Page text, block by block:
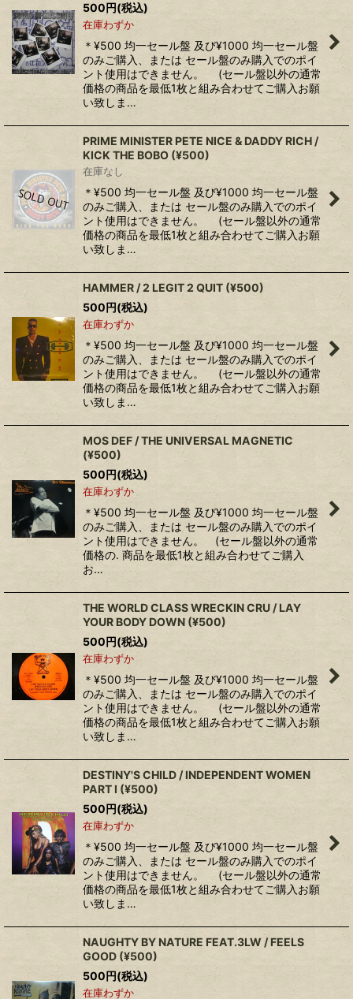
500円(税込)
在庫わずか
＊¥500 均一セール盤 及び¥1000 均一セール盤
のみご購入、または セール盤のみ購入でのポイ
ント使用はできません。 (セール盤以外の通常
価格の商品を最低1枚と組み合わせてご購入お願
い致しま…
PRIME MINISTER PETE NICE & DADDY RICH /
KICK THE BOBO (¥500)
在庫なし
＊¥500 均一セール盤 及び¥1000 均一セール盤
のみご購入、または セール盤のみ購入でのポイ
ント使用はできません。 (セール盤以外の通常
価格の商品を最低1枚と組み合わせてご購入お願
い致しま…
HAMMER / 2 LEGIT 2 QUIT (¥500)
500円(税込)
在庫わずか
＊¥500 均一セール盤 及び¥1000 均一セール盤
のみご購入、または セール盤のみ購入でのポイ
ント使用はできません。 (セール盤以外の通常
価格の商品を最低1枚と組み合わせてご購入お願
い致しま…
MOS DEF / THE UNIVERSAL MAGNETIC
(¥500)
500円(税込)
在庫わずか
＊¥500 均一セール盤 及び¥1000 均一セール盤
のみご購入、または セール盤のみ購入でのポイ
ント使用はできません。 (セール盤以外の通常
価格の. 商品を最低1枚と組み合わせてご購入
お…
THE WORLD CLASS WRECKIN CRU / LAY
YOUR BODY DOWN (¥500)
500円(税込)
在庫わずか
＊¥500 均一セール盤 及び¥1000 均一セール盤
のみご購入、または セール盤のみ購入でのポイ
ント使用はできません。 (セール盤以外の通常
価格の商品を最低1枚と組み合わせてご購入お願
い致しま…
DESTINY'S CHILD / INDEPENDENT WOMEN
PART I (¥500)
500円(税込)
在庫わずか
＊¥500 均一セール盤 及び¥1000 均一セール盤
のみご購入、または セール盤のみ購入でのポイ
ント使用はできません。 (セール盤以外の通常
価格の商品を最低1枚と組み合わせてご購入お願
い致しま…
NAUGHTY BY NATURE FEAT.3LW / FEELS
GOOD (¥500)
500円(税込)
在庫わずか